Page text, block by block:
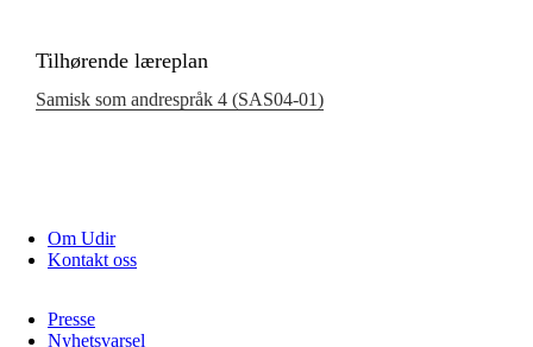
Tilhørende læreplan
Samisk som andrespråk 4 (SAS04‑01)
Om Udir
Kontakt oss
Presse
Nyhetsvarsel